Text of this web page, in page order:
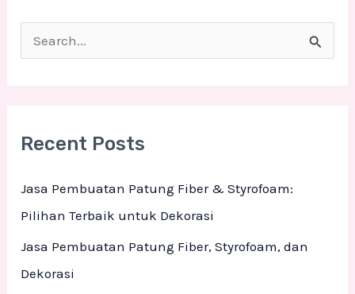
cRecent Posts
Jasa Pembuatan Patung Fiber & Styrofoam:
Pilihan Terbaik untuk Dekorasi
Jasa Pembuatan Patung Fiber, Styrofoam, dan
Dekorasi